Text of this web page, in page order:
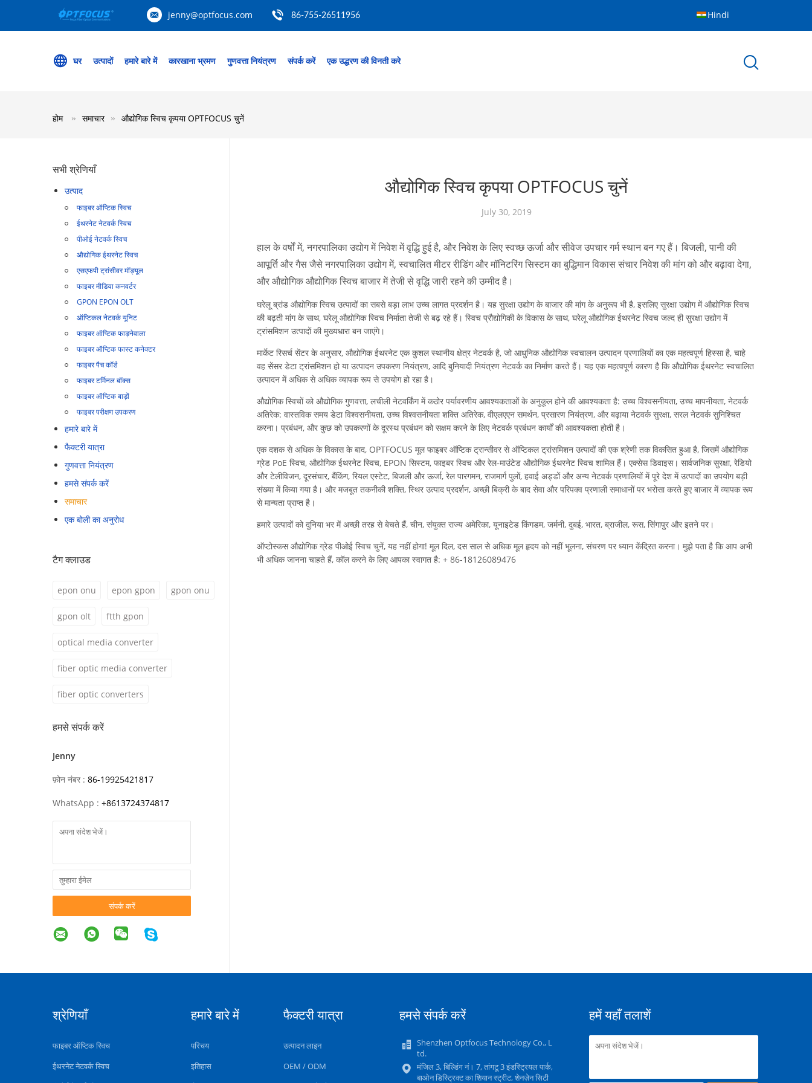
jenny@optfocus.com 86-755-26511956 Hindi
घर उत्पादों हमारे बारे में कारखाना भ्रमण गुणवत्ता नियंत्रण संपर्क करें एक उद्धरण की विनती करे
होम समाचार औद्योगिक स्विच कृपया OPTFOCUS चुनें
सभी श्रेणियाँ
उत्पाद
फाइबर ऑप्टिक स्विच
ईथरनेट नेटवर्क स्विच
पीओई नेटवर्क स्विच
औद्योगिक ईथरनेट स्विच
एसएफपी ट्रांसीवर मॉड्यूल
फाइबर मीडिया कनवर्टर
GPON EPON OLT
ऑप्टिकल नेटवर्क यूनिट
फाइबर ऑप्टिक फाड़नेवाला
फाइबर ऑप्टिक फास्ट कनेक्टर
फाइबर पैच कॉर्ड
फाइबर टर्मिनल बॉक्स
फाइबर ऑप्टिक बाड़ों
फाइबर परीक्षण उपकरण
हमारे बारे में
फैक्टरी यात्रा
गुणवत्ता नियंत्रण
हमसे संपर्क करें
समाचार
एक बोली का अनुरोध
टैग क्लाउड
epon onu epon gpon gpon onu
gpon olt ftth gpon
optical media converter
fiber optic media converter
fiber optic converters
हमसे संपर्क करें
Jenny
फ़ोन नंबर : 86-19925421817
WhatsApp : +8613724374817
संपर्क करें
औद्योगिक स्विच कृपया OPTFOCUS चुनें
July 30, 2019
हाल के वर्षों में, नगरपालिका उद्योग में निवेश में वृद्धि हुई है, और निवेश के लिए स्वच्छ ऊर्जा और सीवेज उपचार गर्म स्थान बन गए हैं। बिजली, पानी की
आपूर्ति और गैस जैसे नगरपालिका उद्योग में, स्वचालित मीटर रीडिंग और मॉनिटरिंग सिस्टम का बुद्धिमान विकास संचार निवेश की मांग को और बढ़ावा देगा,
और औद्योगिक औद्योगिक स्विच बाजार में तेजी से वृद्धि जारी रहने की उम्मीद है।
घरेलू ब्रांड औद्योगिक स्विच उत्पादों का सबसे बड़ा लाभ उच्च लागत प्रदर्शन है। यह सुरक्षा उद्योग के बाजार की मांग के अनुरूप भी है, इसलिए सुरक्षा उद्योग में औद्योगिक स्विच
की बढ़ती मांग के साथ, घरेलू औद्योगिक स्विच निर्माता तेजी से बढ़ रहे हैं। स्विच प्रौद्योगिकी के विकास के साथ, घरेलू औद्योगिक ईथरनेट स्विच जल्द ही सुरक्षा उद्योग में
ट्रांसमिशन उत्पादों की मुख्यधारा बन जाएंगे।
मार्केट रिसर्च सेंटर के अनुसार, औद्योगिक ईथरनेट एक कुशल स्थानीय क्षेत्र नेटवर्क है, जो आधुनिक औद्योगिक स्वचालन उत्पादन प्रणालियों का एक महत्वपूर्ण हिस्सा है, चाहे
वह सेंसर डेटा ट्रांसमिशन हो या उत्पादन उपकरण नियंत्रण, आदि बुनियादी नियंत्रण नेटवर्क का निर्माण करते हैं। यह एक महत्वपूर्ण कारण है कि औद्योगिक ईथरनेट स्वचालित
उत्पादन में अधिक से अधिक व्यापक रूप से उपयोग हो रहा है।
औद्योगिक स्विचों को औद्योगिक गुणवत्ता, लचीली नेटवर्किंग में कठोर पर्यावरणीय आवश्यकताओं के अनुकूल होने की आवश्यकता है: उच्च विश्वसनीयता, उच्च मापनीयता, नेटवर्क
अतिरेक: वास्तविक समय डेटा विश्वसनीयता, उच्च विश्वसनीयता शक्ति अतिरेक, वीएलएएन समर्थन, प्रसारण नियंत्रण, और बढ़ाया नेटवर्क सुरक्षा, सरल नेटवर्क सुनिश्चित
करना। प्रबंधन, और कुछ को उपकरणों के दूरस्थ प्रबंधन को सक्षम करने के लिए नेटवर्क प्रबंधन कार्यों की आवश्यकता होती है।
एक दशक से अधिक के विकास के बाद, OPTFOCUS मूल फाइबर ऑप्टिक ट्रान्सीवर से ऑप्टिकल ट्रांसमिशन उत्पादों की एक श्रेणी तक विकसित हुआ है, जिसमें औद्योगिक
ग्रेड PoE स्विच, औद्योगिक ईथरनेट स्विच, EPON सिस्टम, फाइबर स्विच और रेल-माउंटेड औद्योगिक ईथरनेट स्विच शामिल हैं। एक्सेस डिवाइस। सार्वजनिक सुरक्षा, रेडियो
और टेलीविजन, दूरसंचार, बैंकिंग, रियल एस्टेट, बिजली और ऊर्जा, रेल पारगमन, राजमार्ग पुलों, हवाई अड्डों और अन्य नेटवर्क प्रणालियों में पूरे देश में उत्पादों का उपयोग बड़ी
संख्या में किया गया है। और मजबूत तकनीकी शक्ति, स्थिर उत्पाद प्रदर्शन, अच्छी बिक्री के बाद सेवा और परिपक्व प्रणाली समाधानों पर भरोसा करते हुए बाजार में व्यापक रूप
से मान्यता प्राप्त है।
हमारे उत्पादों को दुनिया भर में अच्छी तरह से बेचते हैं, चीन, संयुक्त राज्य अमेरिका, यूनाइटेड किंगडम, जर्मनी, दुबई, भारत, ब्राजील, रूस, सिंगापुर और इतने पर।
ऑप्टोस्कस औद्योगिक ग्रेड पीओई स्विच चुनें, यह नहीं होगा! मूल दिल, दस साल से अधिक मूल हृदय को नहीं भूलना, संचरण पर ध्यान केंद्रित करना। मुझे पता है कि आप अभी
भी अधिक जानना चाहते हैं, कॉल करने के लिए आपका स्वागत है: + 86-18126089476
श्रेणियाँ
फाइबर ऑप्टिक स्विच
ईथरनेट नेटवर्क स्विच
हमारे बारे में
परिचय
इतिहास
फैक्टरी यात्रा
उत्पादन लाइन
OEM / ODM
हमसे संपर्क करें
Shenzhen Optfocus Technology Co., L
td.
मंजिल 3, बिल्डिंग नं। 7, तांगटू 3 इंडस्ट्रियल पार्क,
बाओन डिस्ट्रिक्ट का शियान स्ट्रीट, शेनज़ेन सिटी
हमें यहाँ तलाशें